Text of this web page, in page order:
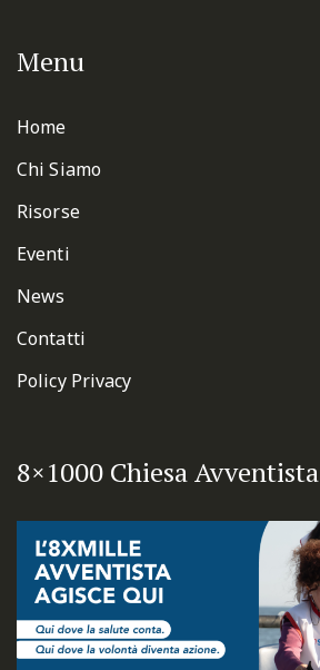
Menu
Home
Chi Siamo
Risorse
Eventi
News
Contatti
Policy Privacy
8×1000 Chiesa Avventista